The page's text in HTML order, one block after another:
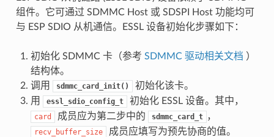
组件。它可通过 SDMMC Host 或 SDSPI Host 功能均可
与 ESP SDIO 从机通信。ESSL 设备初始化步骤如下：
初始化 SDMMC 卡（参考 SDMMC 驱动相关文档 ）
结构体。
调用
sdmmc_card_init()
初始化该卡。
用
essl_sdio_config_t 初始化 ESSL 设备。其中，
card 成员应为第二步中的 sdmmc_card_t ，
recv_buffer_size
成员应填写为预先协商的值。